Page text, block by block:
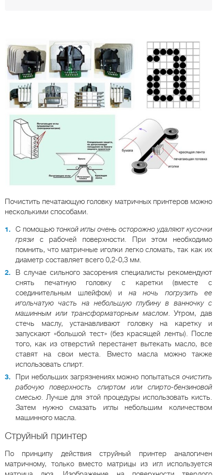
Почистить печатающую головку матричных принтеров можно
несколькими способами.
С помощью тонкой иглы очень осторожно удаляют кусочки
грязи с рабочей поверхности. При этом необходимо
помнить, что матричные иголки легко сломать, так как их
диаметр составляет всего 0,2-0,3 мм.
В случае сильного засорения специалисты рекомендуют
снять печатную головку с каретки (вместе с
соединительным шлейфом) и на ночь погрузить ее
игольчатую часть на небольшую глубину в ванночку с
машинным или трансформаторным маслом. Утром, дав
стечь маслу, устанавливают головку на каретку и
запускают «большой тест» (без красящей ленты). После
того, как из отверстий перестанет вытекать масло, все
ставят на свои места. Вместо масла можно также
использовать спирт.
При небольших загрязнениях можно попытаться очистить
рабочую поверхность спиртом или спирто-бензиновой
смесью. Лучше для этой процедуры использовать кисть.
Затем нужно смазать иглы небольшим количеством
машинного масла.
Струйный принтер
По принципу действия струйный принтер аналогичен
матричному, только вместо матрицы из игл используется